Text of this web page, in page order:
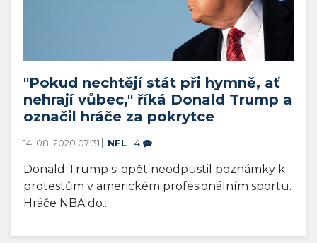
"Pokud nechtějí stát při hymně, ať
nehrají vůbec," říká Donald Trump a
označil hráče za pokrytce
14. 08. 2020 07:31 NFL 4
Donald Trump si opět neodpustil poznámky k
protestům v americkém profesionálním sportu.
Hráče NBA do...